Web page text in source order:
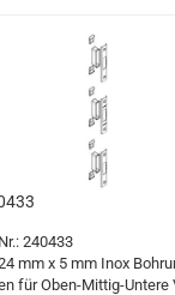
240433
mm x 5 mm Inox
für Oben-​Mittig-Untere